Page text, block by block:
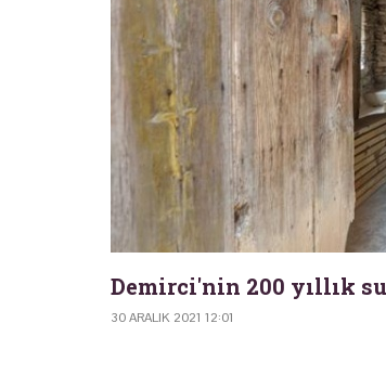
Demirci'nin 200 yıllık
30 ARALIK 2021 12:01